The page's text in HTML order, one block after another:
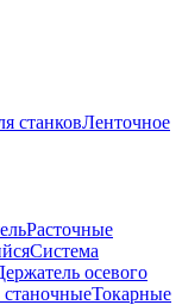
станковЛенточное
Расточные
Система
осевого
Токарные